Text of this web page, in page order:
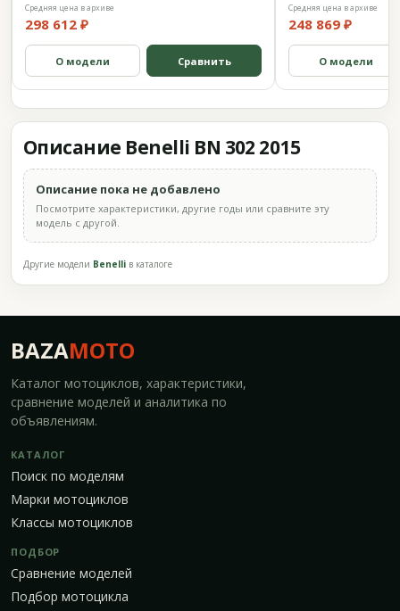
Средняя цена в архиве
298 612 ₽
О модели Сравнить
Средняя цена в архиве
248 869 ₽
О модели
Описание Benelli BN 302 2015
Описание пока не добавлено
Посмотрите характеристики, другие годы или сравните эту
модель с другой.
Другие модели Benelli в каталоге
BAZAMOTO
Каталог мотоциклов, характеристики,
сравнение моделей и аналитика по
объявлениям.
КАТАЛОГ
Поиск по моделям
Марки мотоциклов
Классы мотоциклов
ПОДБОР
Сравнение моделей
Подбор мотоцикла